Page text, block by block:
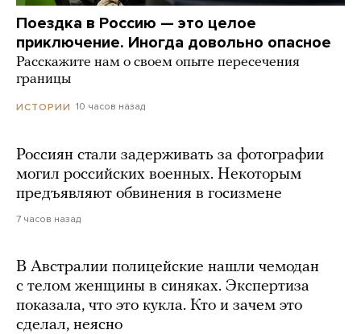
Поездка в Россию — это целое
приключение. Иногда довольно опасное
Расскажите нам о своем опыте пересечения
границы
ИСТОРИИ 10 часов назад
Россиян стали задерживать за фотографии
могил российских военных. Некоторым
предъявляют обвинения в госизмене
7 часов назад
В Австралии полицейские нашли чемодан
с телом женщины в синяках. Экспертиза
показала, что это кукла. Кто и зачем это
сделал, неясно